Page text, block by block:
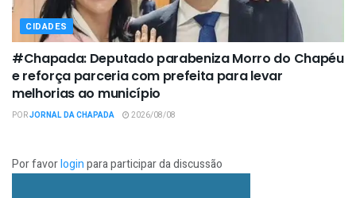
CIDADES
#Chapada: Deputado parabeniza Morro do Chapéu
e reforça parceria com prefeita para levar
melhorias ao município
PORJORNAL DA CHAPADA 2026/08/08
Por favorloginpara participar da discussão